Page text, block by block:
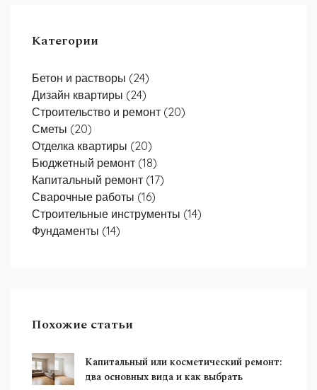
Категории
Бетон и растворы (24)
Дизайн квартиры (24)
Строительство и ремонт (20)
Сметы (20)
Отделка квартиры (20)
Бюджетный ремонт (18)
Капитальный ремонт (17)
Сварочные работы (16)
Строительные инструменты (14)
Фундаменты (14)
Похожие статьи
Капитальный или косметический ремонт:
два основных вида и как выбрать